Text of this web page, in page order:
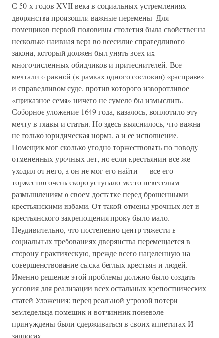
С 50-х годов XVII века в социальных устремлениях
дворянства произошли важные перемены. Для
помещиков первой половины столетия была свойственна
несколько наивная вера во всесилие справедливого
закона, который должен был унять всех их
многочисленных обидчиков и притеснителей. Все
мечтали о равной (в рамках одного сословия) «расправе»
и справедливом суде, против которого изворотливое
«приказное семя» ничего не сумело бы измыслить.
Соборное уложение 1649 года, казалось, воплотило эту
мечту в главы и статьи. Но здесь выяснилось, что важна
не только юридическая норма, а и ее исполнение.
Помещик мог сколько угодно торжествовать по поводу
отмененных урочных лет, но если крестьянин все же
уходил от него, а он не мог его найти — все его
торжество очень скоро уступало место невеселым
размышлениям о своем достатке перед брошенными
крестьянскими избами. От такой отмены урочных лет и
крестьянского закрепощения проку было мало.
Неудивительно, что постепенно центр тяжести в
социальных требованиях дворянства перемещается в
сторону практическую, прежде всего нацеленную на
совершенствование сыска беглых крестьян и людей.
Именно решение этой проблемы должно было создать
условия для реализации всех остальных крепостнических
статей Уложения: перед реальной угрозой потери
земледельца помещик и вотчинник поневоле
принуждены были сдерживаться в своих аппетитах И
запросах.